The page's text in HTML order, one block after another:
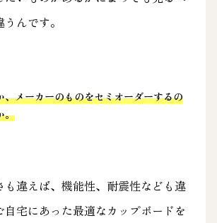
んです。
、メーカーのものをセミオーダーするの
。
も違えば、機能性、耐震性なども違
自宅にあった最適なカップボードを